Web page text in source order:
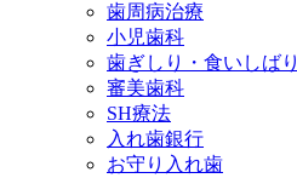
歯周病治療
小児歯科
歯ぎしり・食いしばり
審美歯科
SH療法
入れ歯銀行
お守り入れ歯